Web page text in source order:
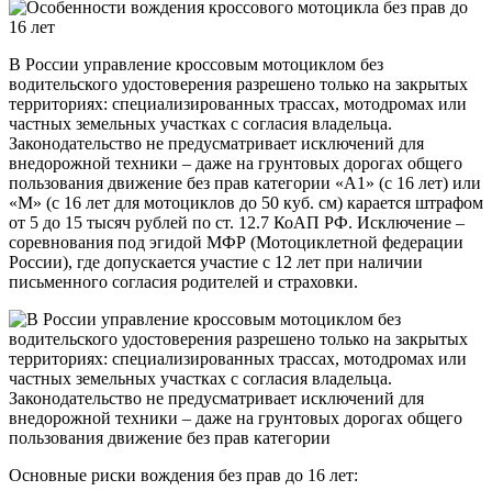
В России управление кроссовым мотоциклом без
водительского удостоверения разрешено только на закрытых
территориях: специализированных трассах, мотодромах или
частных земельных участках с согласия владельца.
Законодательство не предусматривает исключений для
внедорожной техники – даже на грунтовых дорогах общего
пользования движение без прав категории «A1» (с 16 лет) или
«M» (с 16 лет для мотоциклов до 50 куб. см) карается штрафом
от 5 до 15 тысяч рублей по ст. 12.7 КоАП РФ. Исключение –
соревнования под эгидой МФР (Мотоциклетной федерации
России), где допускается участие с 12 лет при наличии
письменного согласия родителей и страховки.
Основные риски вождения без прав до 16 лет: